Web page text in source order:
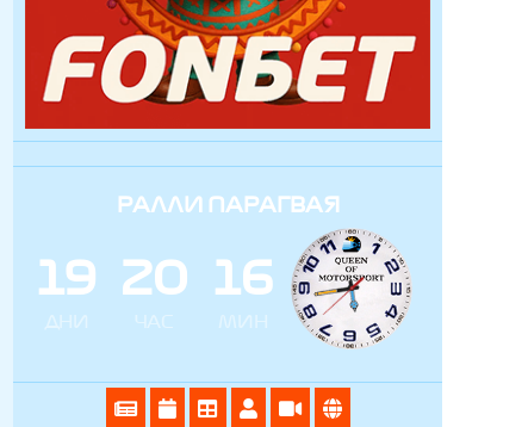
РАЛЛИ ПАРАГВАЯ
19
ДНИ
20
ЧАС
16
МИН